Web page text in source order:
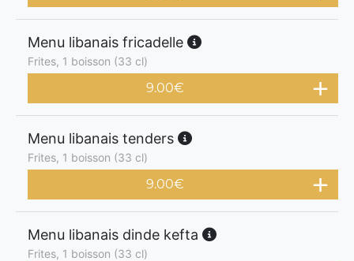
Menu libanais fricadelle
Frites, 1 boisson (33 cl)
9.00€
Menu libanais tenders
Frites, 1 boisson (33 cl)
9.00€
Menu libanais dinde kefta
Frites, 1 boisson (33 cl)